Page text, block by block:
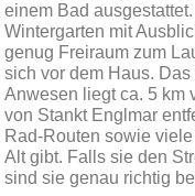
einem Bad
Wintergarten mit
genug Freiraum zum
sich vor dem Haus.
Anwesen liegt ca. 5 km
von Stankt Englmar
Rad-Routen sowie
Alt gibt. Falls sie den
sind sie genau richtig